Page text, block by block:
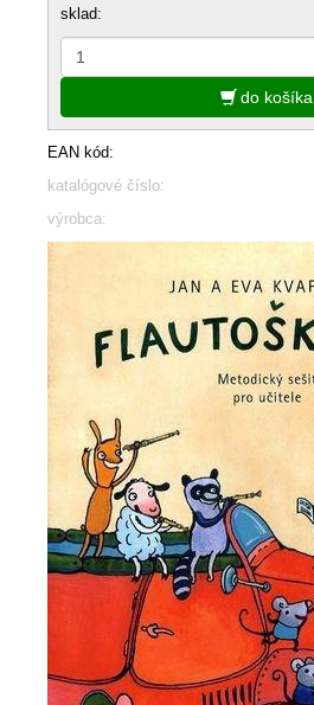
sklad:
do košíka
EAN kód:
katalógové číslo:
výrobca: